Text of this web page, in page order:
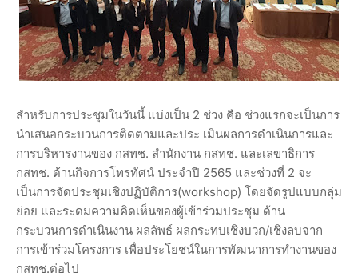
สำหรับการประชุมในวันนี้ แบ่งเป็น 2 ช่วง คือ ช่วงแรกจะเป็นการ
นำเสนอกระบวนการติดตามและประ เมินผลการดำเนินการและ
การบริหารงานของ กสทช. สำนักงาน กสทช. และเลขาธิการ
กสทช. ด้านกิจการโทรทัศน์ ประจำปี 2565 และช่วงที่ 2 จะ
เป็นการจัดประชุมเชิงปฏิบัติการ(workshop) โดยจัดรูปแบบกลุ่ม
ย่อย และระดมความคิดเห็นของผู้เข้าร่วมประชุม ด้าน
กระบวนการดำเนินงาน ผลลัพธ์ ผลกระทบเชิงบวก/เชิงลบจาก
การเข้าร่วมโครงการ เพื่อประโยชน์ในการพัฒนาการทำงานของ
กสทช.ต่อไป